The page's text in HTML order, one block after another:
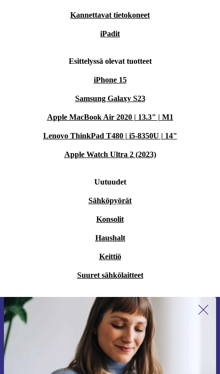
Kannettavat tietokoneet
iPadit
Esittelyssä olevat tuotteet
iPhone 15
Samsung Galaxy S23
Apple MacBook Air 2020 | 13.3" | M1
Lenovo ThinkPad T480 | i5-8350U | 14"
Apple Watch Ultra 2 (2023)
Uutuudet
Sähköpyörät
Konsolit
Haushalt
Keittiö
Suuret sähkölaitteet
Liity ensimmäistä kertaa uutiskirjeen
tilaajaksi ja säästä 15 €!
Älä missaa enää yhtäkään tarjousta.